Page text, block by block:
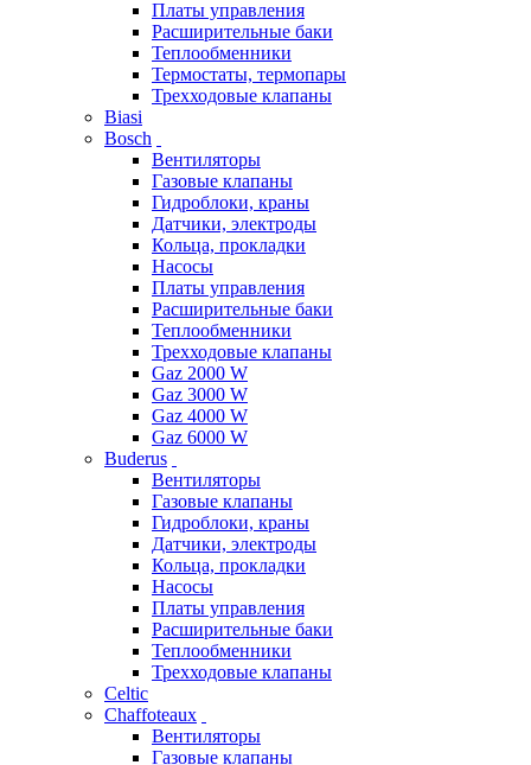
Платы управления
Расширительные баки
Теплообменники
Термостаты, термопары
Трехходовые клапаны
Biasi
Bosch
Вентиляторы
Газовые клапаны
Гидроблоки, краны
Датчики, электроды
Кольца, прокладки
Насосы
Платы управления
Расширительные баки
Теплообменники
Трехходовые клапаны
Gaz 2000 W
Gaz 3000 W
Gaz 4000 W
Gaz 6000 W
Buderus
Вентиляторы
Газовые клапаны
Гидроблоки, краны
Датчики, электроды
Кольца, прокладки
Насосы
Платы управления
Расширительные баки
Теплообменники
Трехходовые клапаны
Celtic
Chaffoteaux
Вентиляторы
Газовые клапаны